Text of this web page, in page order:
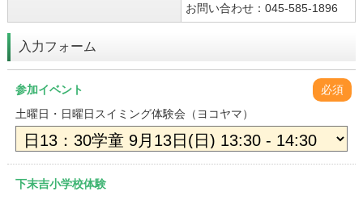
お問い合わせ：045-585-1896
入力フォーム
参加イベント
必須
土曜日・日曜日スイミング体験会（ヨコヤマ）
下末吉小学校体験